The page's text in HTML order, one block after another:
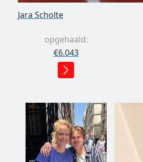
Jara Scholte
opgehaald:
€6.043